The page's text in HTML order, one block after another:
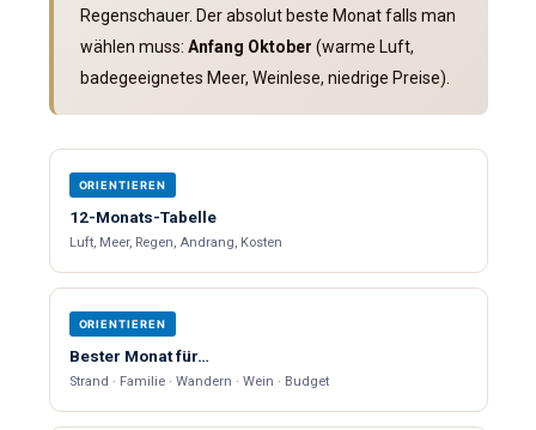
Regenschauer. Der absolut beste Monat falls man
wählen muss: Anfang Oktober (warme Luft,
badegeeignetes Meer, Weinlese, niedrige Preise).
ORIENTIEREN
12-Monats-Tabelle
Luft, Meer, Regen, Andrang, Kosten
ORIENTIEREN
Bester Monat für…
Strand · Familie · Wandern · Wein · Budget